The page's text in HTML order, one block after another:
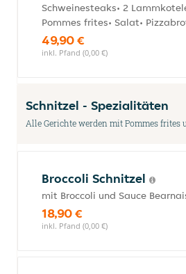
Schweinesteaks• 2
Pommes frites• Salat•
49,90 €
inkl. Pfand (0,00 €)
Schnitzel - Spezialitäten
Alle Gerichte werden mit Pommes frites
Broccoli Schnitzel
mit Broccoli und Sauce
18,90 €
inkl. Pfand (0,00 €)